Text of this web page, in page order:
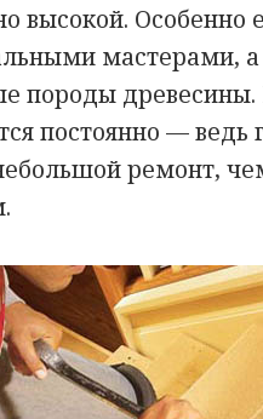
высокой. Особенно
мастерами, а
породы
постоянно —
ремонт,